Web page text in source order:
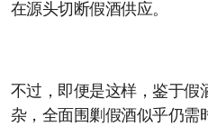
在源头切断假酒供应。
不过，即便是这样，鉴于假
杂，全面围剿假酒似乎仍需